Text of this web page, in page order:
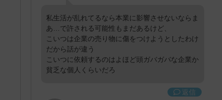
私生活が乱れてるなら本業に影響させないならま
あ…で許される可能性もまだあるけど、
こいつは企業の売り物に傷をつけようとしたわけ
だから話が違う
こいつに依頼するのはよほど頭ガバガバな企業か
貧乏な個人くらいだろ
返信